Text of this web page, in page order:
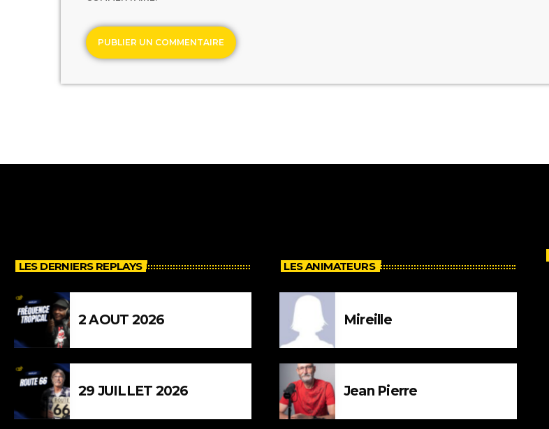
LES DERNIERS REPLAYS
2 AOUT 2026
29 JUILLET 2026
LES ANIMATEURS
Mireille
Jean Pierre